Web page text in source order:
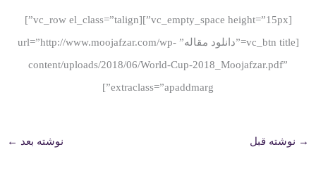
[vc_empty_space height=”15px”][vc_row el_class=”talign”]
[vc_btn title=”دانلود مقاله” url=”http://www.moojafzar.com/wp-
content/uploads/2018/06/World-Cup-2018_Moojafzar.pdf”
extraclass=”apaddmarg”]
→ نوشته قبل نوشته بعد ←